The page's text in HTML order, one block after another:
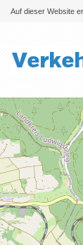
Auf dieser Website